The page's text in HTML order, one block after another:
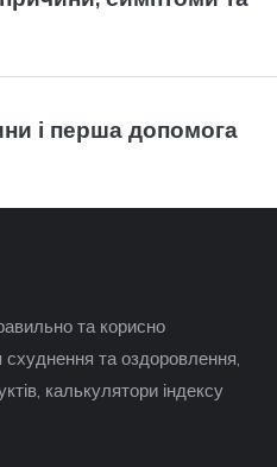
та корисно
схуднення та оздоровлення,
калькулятори індексу